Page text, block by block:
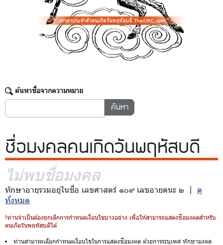
ค้นหาชื่อจากความหมาย
ชื่อมงคลคนเกิดวันพฤหัสบดี
ไม่พบชื่อมงคล
ทักษาอายุรวมอยู่ในชื่อ เลขศาสตร์ ๑๐๙ เลขอายตนะ ๒ | ดู
ทั้งหมด
!ท่านจำเป็นต้องยกเลิกการกำหนดเงื่อนไขบางอย่าง เพื่อให้สามารถแสดงชื่อมงคลสำหรับ
คนเกิดวันพฤหัสบดีได้
ท่านสามารถเลือกกำหนดเงื่อนไขในการแสดงชื่อมงคล ด้วยการระบุเพศ ทักษามงคล